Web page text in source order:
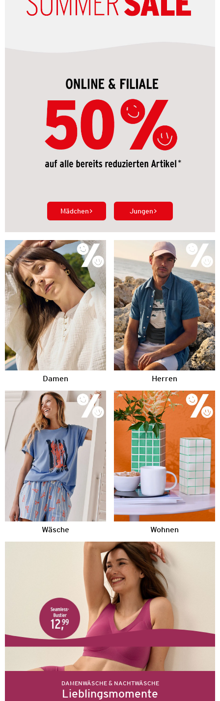
Mädchen Jungen
Damen Herren
Wäsche Wohnen
DAMENWÄSCHE & NACHTWÄSCHE
Lieblingsmomente